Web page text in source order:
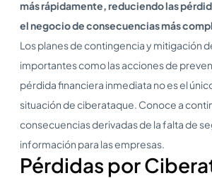
más rápidamente, reduciendo las
el negocio de consecuencias más
Los planes de contingencia y mitigación
importantes como las acciones de
pérdida financiera inmediata no es el
situación de ciberataque. Conoce a
consecuencias derivadas de la falta de
información para las empresas.
Pérdidas por